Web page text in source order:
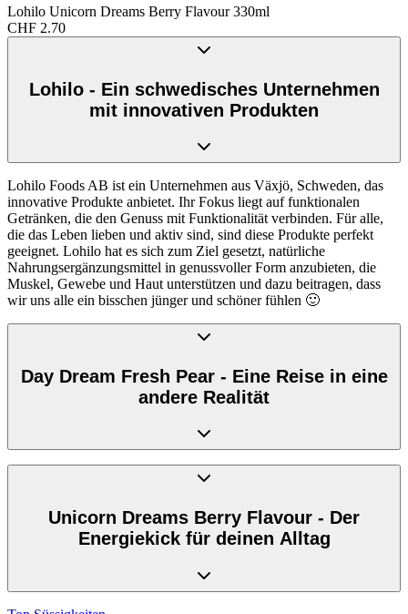
Lohilo Unicorn Dreams Berry Flavour 330ml
CHF 2.70
Lohilo - Ein schwedisches Unternehmen
mit innovativen Produkten
Lohilo Foods AB ist ein Unternehmen aus Växjö, Schweden, das
innovative Produkte anbietet. Ihr Fokus liegt auf funktionalen
Getränken, die den Genuss mit Funktionalität verbinden. Für alle,
die das Leben lieben und aktiv sind, sind diese Produkte perfekt
geeignet. Lohilo hat es sich zum Ziel gesetzt, natürliche
Nahrungsergänzungsmittel in genussvoller Form anzubieten, die
Muskel, Gewebe und Haut unterstützen und dazu beitragen, dass
wir uns alle ein bisschen jünger und schöner fühlen 🙂
Day Dream Fresh Pear - Eine Reise in eine
andere Realität
Manchmal lassen wir unserer Fantasie freien Lauf und träumen von
lädt uns das brandneue Getränk Day Dream Fresh Pear von Lohilo
ein. Mit seinem köstlichen Birnen-Geschmack entführt es uns in
Herausforderungen des Alltags. Dieses kohlensäurehaltige,
zuckerfreie Koffeingetränk verspricht ein erfrischendes
Unicorn Dreams Berry Flavour - Der
Energiekick für deinen Alltag